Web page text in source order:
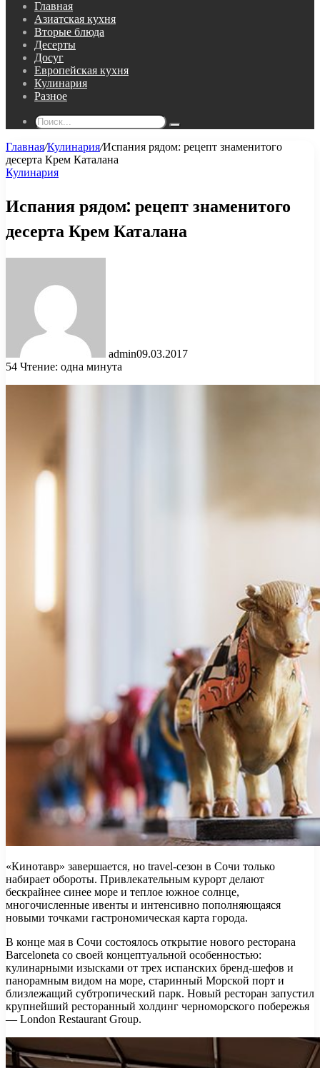
Главная
Азиатская кухня
Вторые блюда
Десерты
Досуг
Европейская кухня
Кулинария
Разное
Поиск...
Главная/Кулинария/Испания рядом: рецепт знаменитого
десерта Крем Каталана
Кулинария
Испания рядом: рецепт знаменитого
десерта Крем Каталана
admin09.03.2017
54 Чтение: одна минута
«Кинотавр» завершается, но travel-сезон в Сочи только
набирает обороты. Привлекательным курорт делают
бескрайнее синее море и теплое южное солнце,
многочисленные ивенты и интенсивно пополняющаяся
новыми точками гастрономическая карта города.
В конце мая в Сочи состоялось открытие нового ресторана
Barceloneta со своей концептуальной особенностью:
кулинарными изысками от трех испанских бренд-шефов и
панорамным видом на море, старинный Морской порт и
близлежащий субтропический парк. Новый ресторан запустил
крупнейший ресторанный холдинг черноморского побережья
— London Restaurant Group.